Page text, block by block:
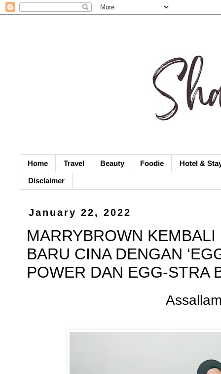
Home Travel Beauty Foodie Hotel &
Disclaimer
January 22, 2022
MARRYBROWN
BARU CINA DENGAN
POWER DAN EGG-STRA